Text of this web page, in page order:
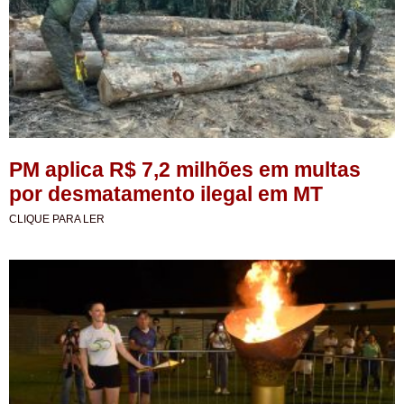
PM aplica R$ 7,2 milhões em multas
por desmatamento ilegal em MT
CLIQUE PARA LER